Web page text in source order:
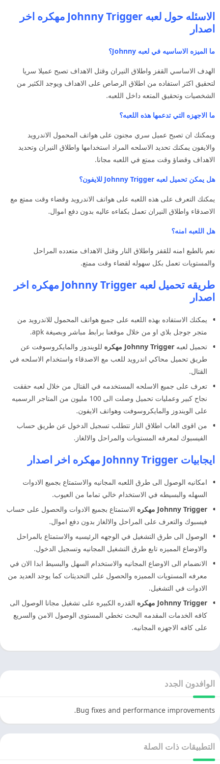
الاسئله حول لعبه Johnny Trigger مهكره اخر
اصدار
ما الميزه الاساسيه في لعبه Johnny؟
الهدف الاساسي القفز واطلاق النيران وقتل الاهداف تصبح عميلا سريا
لتحقيق اكثر استفاده من اطلاق الرصاص على الاهداف ويوجد الكثير من
الشخصيات وتحقيق المتعه داخل اللعبه.
ما الاجهزه التي تدعمها هذه اللعبه؟
ويمكنك ان تصبح عميل سري مجنون على هواتف المحمول الاندرويد
والايفون يمكنك تحديد الاسلحه المراد استخدامها واطلاق النيران وتحديد
الاهداف وقضاؤ وقت ممتع في اللعبه مجانا.
هل يمكن تحميل لعبه Johnny Trigger للايفون؟
يمكنك التعرف على هذه اللعبه على هواتف الاندرويد وقضاء وقت ممتع مع
الاصدقاء واطلاق النيران تعمل بكفاءه عاليه بدون دفع اموال.
هل اللعبه امنه؟
نعم بالطبع امنه للقفز واطلاق النار وقتل الاهداف متعدده المراحل
والمستويات تعمل بكل سهوله لقضاء وقت ممتع.
طريقه تحميل لعبه Johnny Trigger مهكره اخر
اصدار
يمكنك الاستفاده بهذه اللعبه على جميع هواتف المحمول للاندرويد من
متجر جوجل بلاي او من خلال موقعنا برابط مباشر وبصيغة apk.
تحميل لعبه Johnny Trigger مهكره
للويندوز والمايكروسوفت عن
طريق تحميل محاكي اندرويد للعب مع الاصدقاء واستخدام الاسلحه في
القتال.
تعرف على جميع الاسلحه المستخدمه في القتال من خلال لعبه حققت
نجاح كبير وعمليات تحميل وصلت الى 100 مليون من المتاجر الرسميه
على الويندوز والمايكروسوفت وهواتف الايفون.
من اقوى العاب اطلاق النار تتطلب تسجيل الدخول عن طريق حساب
الفيسبوك لمعرفه المستويات والمراحل والالغاز.
ايجابيات Johnny Trigger مهكره اخر اصدار
امكانيه الوصول الى طرق اللعبه المجانيه والاستمتاع بجميع الادوات
السهله والبسيطه في الاستخدام خالي تماما من العيوب.
Johnny Trigger مهكره
الاستمتاع بجميع الادوات والحصول على حساب
فيسبوك والتعرف على المراحل والالغاز بدون دفع اموال.
الوصول الى طرق التشغيل في الوجهه الرئيسيه والاستمتاع بالمراحل
والاوضاع المميزه تابع طرق التشغيل المجانيه وتسجيل الدخول.
الانضمام الى الاوضاع المجانيه والاستخدام السهل والبسيط ابدا الان في
معرفه المستويات المميزه والحصول على التحديثات كما يوجد العديد من
الادوات في التشغيل.
Johnny Trigger مهكره
القدره الكبيره على تشغيل مجانا الوصول الى
كافه الخدمات المقدمه البحث تخطي المستوى الوصول الامن والسريع
على كافه الاجهزه المجانيه.
الوافدون الجدد
Bug fixes and performance improvements.
التطبيقات ذات الصلة